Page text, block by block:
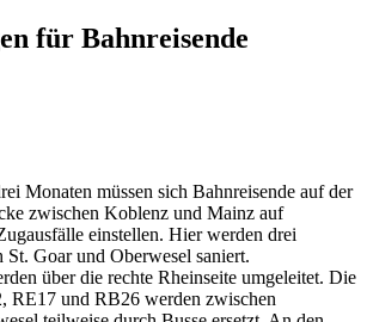
für Bahnreisende
Monaten müssen sich Bahnreisende auf der
zwischen Koblenz und Mainz auf
einstellen. Hier werden drei
Goar und Oberwesel saniert.
über die rechte Rheinseite umgeleitet. Die
RE17 und RB26 werden zwischen